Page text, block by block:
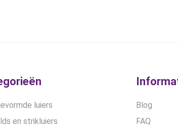
luiers
en strikluiers
Blog
FAQ